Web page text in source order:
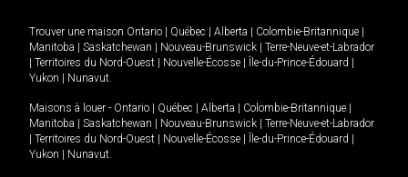
Trouver une maison Ontario Québec Alberta Colombie-Britannique
Manitoba
Saskatchewan Nouveau-Brunswick
Terre-Neuve-et-Labrador
Territoires du Nord-Ouest Nouvelle-Écosse Île-du-Prince-Édouard
Yukon
Nunavut.
Maisons à louer - Ontario Québec Alberta Colombie-Britannique
Manitoba
Saskatchewan Nouveau-Brunswick
Terre-Neuve-et-Labrador
Territoires du Nord-Ouest Nouvelle-Écosse Île-du-Prince-Édouard
Yukon
Nunavut.